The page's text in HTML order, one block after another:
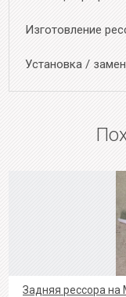
Изготовление
Установка /
Задняя рессора на